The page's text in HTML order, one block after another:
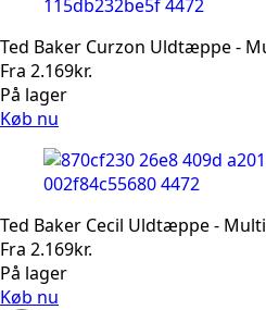
Ted Baker Curzon Uldtæppe -
Fra 2.169kr.
På lager
Køb nu
Ted Baker Cecil Uldtæppe - Multi
Fra 2.169kr.
På lager
Køb nu